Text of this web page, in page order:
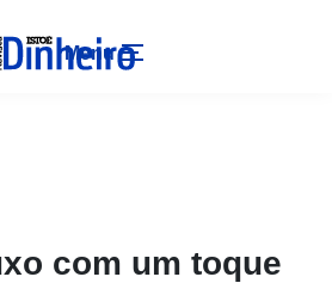
Menu
com um toque